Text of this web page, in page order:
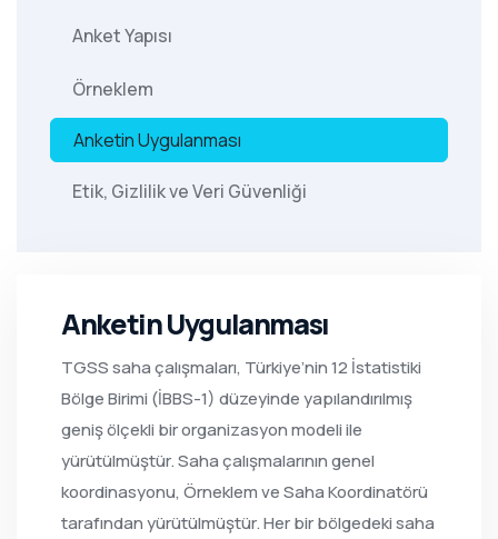
Anket Yapısı
Örneklem
Anketin Uygulanması
Etik, Gizlilik ve Veri Güvenliği
Anketin Uygulanması
TGSS saha çalışmaları, Türkiye’nin 12 İstatistiki
Bölge Birimi (İBBS-1) düzeyinde yapılandırılmış
geniş ölçekli bir organizasyon modeli ile
yürütülmüştür. Saha çalışmalarının genel
koordinasyonu, Örneklem ve Saha Koordinatörü
tarafından yürütülmüştür. Her bir bölgedeki saha